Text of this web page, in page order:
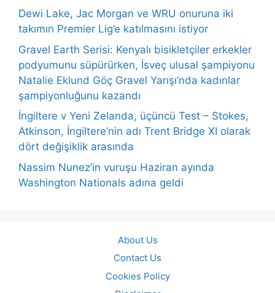
Dewi Lake, Jac Morgan ve WRU onuruna iki
takımın Premier Lig’e katılmasını istiyor
Gravel Earth Serisi: Kenyalı bisikletçiler erkekler
podyumunu süpürürken, İsveç ulusal şampiyonu
Natalie Eklund Göç Gravel Yarışı’nda kadınlar
şampiyonluğunu kazandı
İngiltere v Yeni Zelanda, üçüncü Test – Stokes,
Atkinson, İngiltere’nin adı Trent Bridge XI olarak
dört değişiklik arasında
Nassim Nunez’in vuruşu Haziran ayında
Washington Nationals adına geldi
About Us
Contact Us
Cookies Policy